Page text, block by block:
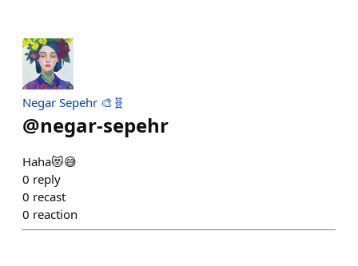
Negar Sepehr 🎨🧬
@negar-sepehr
Haha😻😅
0 reply
0 recast
0 reaction